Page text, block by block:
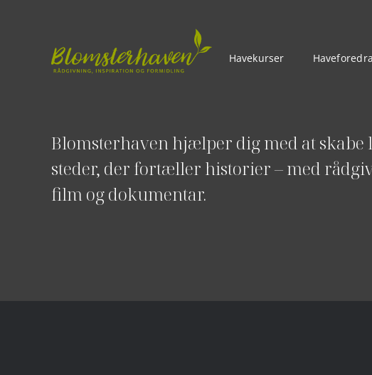
Havekurser
Blomsterhaven hjælper dig med at skabe
steder, der fortæller historier – med
film og dokumentar.